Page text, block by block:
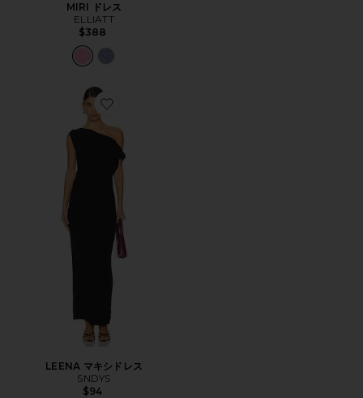
MIRI ドレス
ELLIATT
$388
Favorite LEENA マキシドレス
LEENA マキシドレス
SNDYS
$94